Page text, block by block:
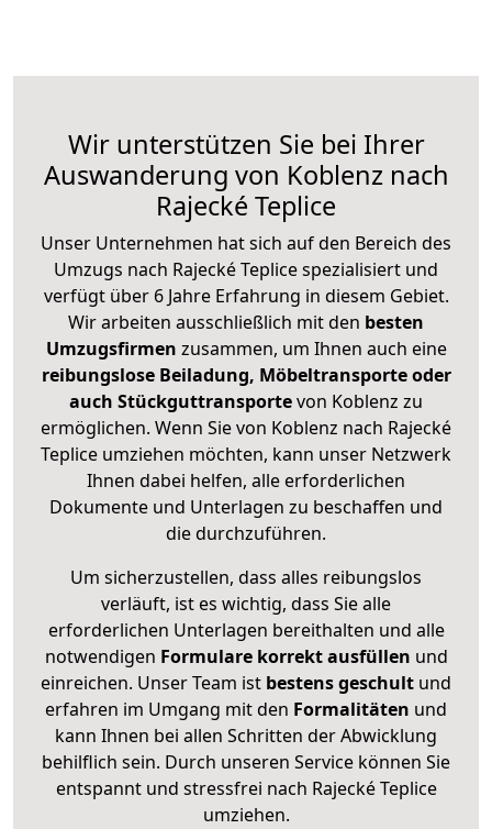
Wir unterstützen Sie bei Ihrer
Auswanderung von Koblenz nach
Rajecké Teplice
Unser Unternehmen hat sich auf den Bereich des
Umzugs nach Rajecké Teplice spezialisiert und
verfügt über 6 Jahre Erfahrung in diesem Gebiet.
Wir arbeiten ausschließlich mit den besten
Umzugsfirmen zusammen, um Ihnen auch eine
reibungslose Beiladung, Möbeltransporte oder
auch Stückguttransportevon Koblenz zu
ermöglichen. Wenn Sie von Koblenz nach Rajecké
Teplice umziehen möchten, kann unser Netzwerk
Ihnen dabei helfen, alle erforderlichen
Dokumente und Unterlagen zu beschaffen und
die durchzuführen.
Um sicherzustellen, dass alles reibungslos
verläuft, ist es wichtig, dass Sie alle
erforderlichen Unterlagen bereithalten und alle
notwendigen Formulare korrekt ausfüllen und
einreichen. Unser Team ist bestens geschult und
erfahren im Umgang mit den Formalitäten und
kann Ihnen bei allen Schritten der Abwicklung
behilflich sein. Durch unseren Service können Sie
entspannt und stressfrei nach Rajecké Teplice
umziehen.